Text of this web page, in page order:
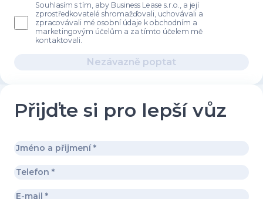
Souhlasím s tím, aby Business Lease s.r.o., a její
zprostředkovatelé shromažďovali, uchovávali a
zpracovávali mé osobní údaje k obchodním a
marketingovým účelům a za tímto účelem mě
kontaktovali.
Nezávazně poptat
Přijďte si pro lepší vůz